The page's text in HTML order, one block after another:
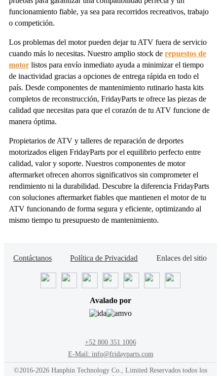
funcionamiento fiable, ya sea para recorridos recreativos, trabajo
o competición.
Los problemas del motor pueden dejar tu ATV fuera de servicio
cuando más lo necesitas. Nuestro amplio stock de repuestos de
motor listos para envío inmediato ayuda a minimizar el tiempo
de inactividad gracias a opciones de entrega rápida en todo el
país. Desde componentes de mantenimiento rutinario hasta kits
completos de reconstrucción, FridayParts te ofrece las piezas de
calidad que necesitas para que el corazón de tu ATV funcione de
manera óptima.
Propietarios de ATV y talleres de reparación de deportes
motorizados eligen FridayParts por el equilibrio perfecto entre
calidad, valor y soporte. Nuestros componentes de motor
aftermarket ofrecen ahorros significativos sin comprometer el
rendimiento ni la durabilidad. Descubre la diferencia FridayParts
con soluciones aftermarket fiables que mantienen el motor de tu
ATV funcionando de forma segura y eficiente, optimizando al
mismo tiempo tu presupuesto de mantenimiento.
Contáctanos Política de Privacidad Enlaces del sitio
Avalado por
+52 800 351 1006
E-Mail: info@fridayparts.com
©2016-2026 Hanphin Technology Co., Limited Reservados todos los